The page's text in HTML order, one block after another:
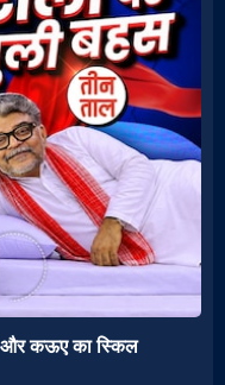
और कऊए का स्किल